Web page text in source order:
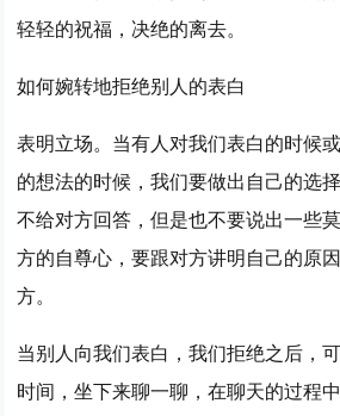
轻轻的祝福，决绝的离去。
如何婉转地拒绝别人的表白
表明立场。当有人对我们表白的时候
的想法的时候，我们要做出自己的选
不给对方回答，但是也不要说出一些
方的自尊心，要跟对方讲明自己的原
方。
当别人向我们表白，我们拒绝之后，
时间，坐下来聊一聊，在聊天的过程